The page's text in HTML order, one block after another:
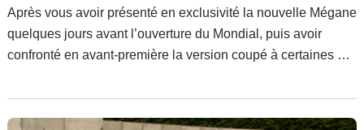
Après vous avoir présenté en exclusivité la nouvelle Mégane
quelques jours avant l’ouverture du Mondial, puis avoir
confronté en avant-première la version coupé à certaines de
maintenant aux premiers essais dynamiques. Alors le
comportement de cette nouvelle Mégane est-il aussi réussi